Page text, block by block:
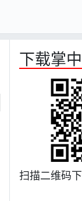
下载掌
扫描二维码